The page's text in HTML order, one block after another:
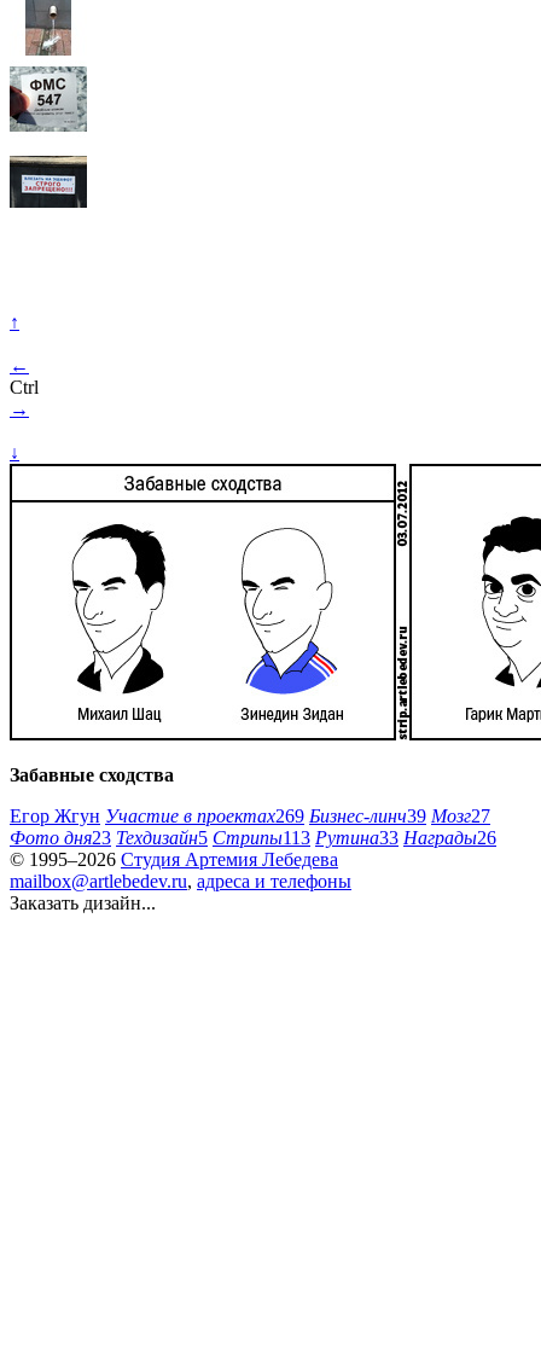
↑
←
Ctrl
→
↓
Забавные сходства
Егор Жгун Участие в проектах269 Бизнес-линч39 Мозг27
Фото дня23 Техдизайн5 Стрипы113 Рутина33 Награды26
© 1995–2026 Студия Артемия Лебедева
mailbox@artlebedev.ru, адреса и телефоны
Заказать дизайн...